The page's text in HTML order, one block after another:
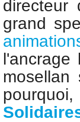
directeur
grand
l'ancrage
pourquoi,